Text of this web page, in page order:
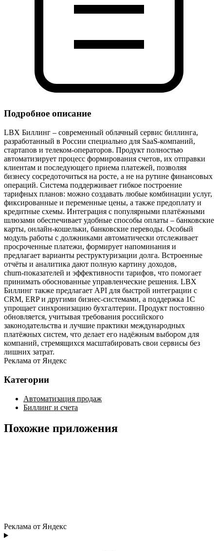
Подробное описание
LBX Биллинг – современный облачный сервис биллинга,
разработанный в России специально для SaaS‑компаний,
стартапов и телеком‑операторов. Продукт полностью
автоматизирует процесс формирования счетов, их отправки
клиентам и последующего приема платежей, позволяя
бизнесу сосредоточиться на росте, а не на рутине финансовых
операций. Система поддерживает гибкое построение
тарифных планов: можно создавать любые комбинации услуг,
фиксированные и переменные цены, а также предоплату и
кредитные схемы. Интеграция с популярными платёжными
шлюзами обеспечивает удобные способы оплаты – банковские
карты, онлайн‑кошельки, банковские переводы. Особый
модуль работы с должниками автоматически отслеживает
просроченные платежи, формирует напоминания и
предлагает варианты реструктуризации долга. Встроенные
отчёты и аналитика дают полную картину доходов,
churn‑показателей и эффективности тарифов, что помогает
принимать обоснованные управленческие решения. LBX
Биллинг также предлагает API для быстрой интеграции с
CRM, ERP и другими бизнес‑системами, а поддержка 1С
упрощает синхронизацию бухгалтерии. Продукт постоянно
обновляется, учитывая требования российского
законодательства и лучшие практики международных
платёжных систем, что делает его надёжным выбором для
компаний, стремящихся масштабировать свои сервисы без
лишних затрат.
Реклама от Яндекс
Категории
Автоматизация продаж
Биллинг и счета
Похожие приложения
Реклама от Яндекс